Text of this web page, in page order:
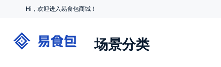
Hi，欢迎进入易食包商城！
场景分类